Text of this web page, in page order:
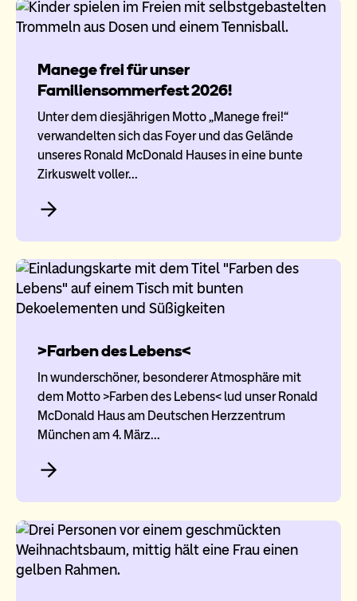
Manege frei für unser
Familiensommerfest 2026!
Unter dem diesjährigen Motto „Manege frei!“
verwandelten sich das Foyer und das Gelände
unseres Ronald McDonald Hauses in eine bunte
Zirkuswelt voller…
>Farben des Lebens<
In wunderschöner, besonderer Atmosphäre mit
dem Motto >Farben des Lebens< lud unser Ronald
McDonald Haus am Deutschen Herzzentrum
München am 4. März…